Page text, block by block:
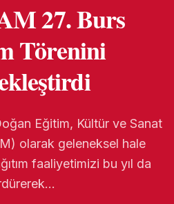
27. Burs
Törenini
Eğitim, Kültür ve Sanat
olarak geleneksel hale
faaliyetimizi bu yıl da